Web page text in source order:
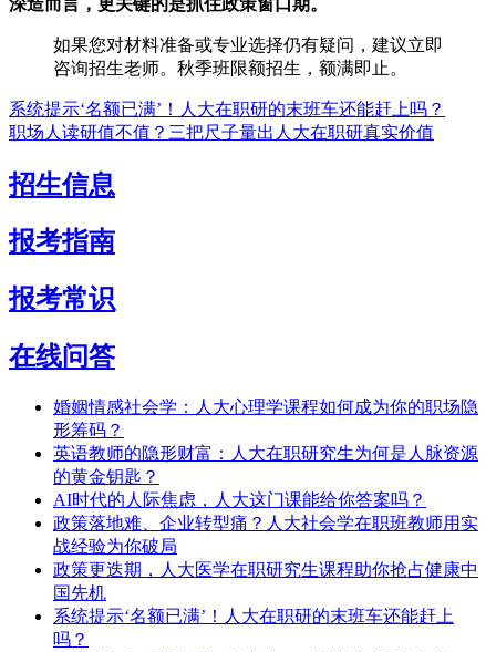
如果您对材料准备或专业选择仍有疑问，建议立即
咨询招生老师。秋季班限额招生，额满即止。
系统提示‘名额已满’！人大在职研的末班车还能赶上吗？
职场人读研值不值？三把尺子量出人大在职研真实价值
招生信息
报考指南
报考常识
在线问答
婚姻情感社会学：人大心理学课程如何成为你的职场隐
形筹码？
英语教师的隐形财富：人大在职研究生为何是人脉资源
的黄金钥匙？
​AI时代的人际焦虑，人大这门课能给你答案吗？
政策落地难、企业转型痛？人大社会学在职班教师用实
战经验为你破局
政策更迭期，人大医学在职研究生课程助你抢占健康中
国先机
系统提示‘名额已满’！人大在职研的末班车还能赶上
吗？